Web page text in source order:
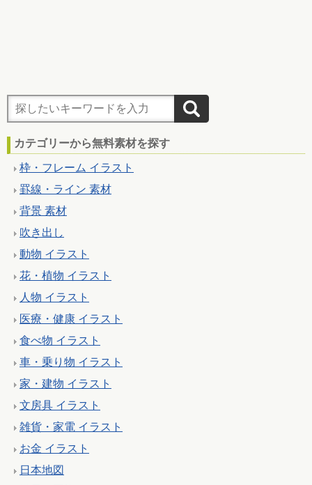
カテゴリーから無料素材を探す
枠・フレーム イラスト
罫線・ライン 素材
背景 素材
吹き出し
動物 イラスト
花・植物 イラスト
人物 イラスト
医療・健康 イラスト
食べ物 イラスト
車・乗り物 イラスト
家・建物 イラスト
文房具 イラスト
雑貨・家電 イラスト
お金 イラスト
日本地図